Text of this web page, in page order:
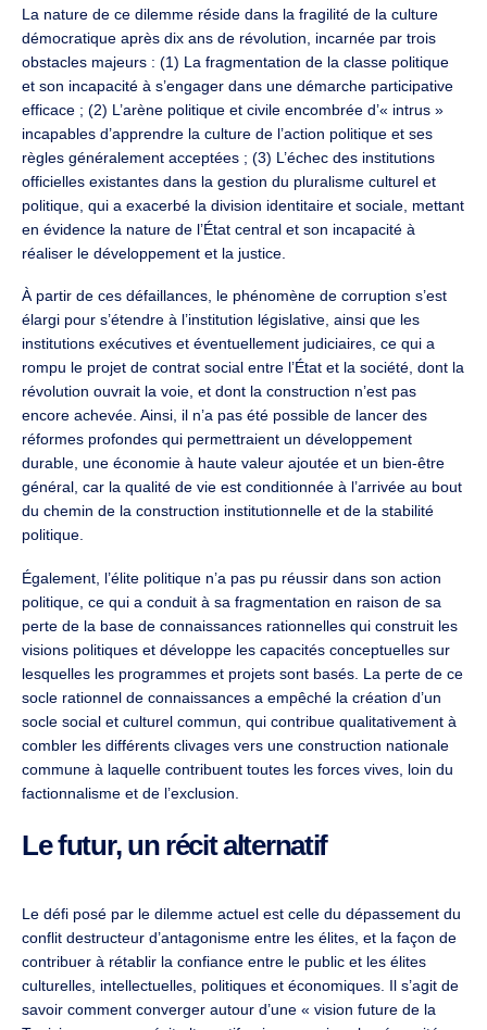
La nature de ce dilemme réside dans la fragilité de la culture
démocratique après dix ans de révolution, incarnée par trois
obstacles majeurs : (1) La fragmentation de la classe politique
et son incapacité à s’engager dans une démarche participative
efficace ; (2) L’arène politique et civile encombrée d’« intrus »
incapables d’apprendre la culture de l’action politique et ses
règles généralement acceptées ; (3) L’échec des institutions
officielles existantes dans la gestion du pluralisme culturel et
politique, qui a exacerbé la division identitaire et sociale, mettant
en évidence la nature de l’État central et son incapacité à
réaliser le développement et la justice.
À partir de ces défaillances, le phénomène de corruption s’est
élargi pour s’étendre à l’institution législative, ainsi que les
institutions exécutives et éventuellement judiciaires, ce qui a
rompu le projet de contrat social entre l’État et la société, dont la
révolution ouvrait la voie, et dont la construction n’est pas
encore achevée. Ainsi, il n’a pas été possible de lancer des
réformes profondes qui permettraient un développement
durable, une économie à haute valeur ajoutée et un bien-être
général, car la qualité de vie est conditionnée à l’arrivée au bout
du chemin de la construction institutionnelle et de la stabilité
politique.
Également, l’élite politique n’a pas pu réussir dans son action
politique, ce qui a conduit à sa fragmentation en raison de sa
perte de la base de connaissances rationnelles qui construit les
visions politiques et développe les capacités conceptuelles sur
lesquelles les programmes et projets sont basés. La perte de ce
socle rationnel de connaissances a empêché la création d’un
socle social et culturel commun, qui contribue qualitativement à
combler les différents clivages vers une construction nationale
commune à laquelle contribuent toutes les forces vives, loin du
factionnalisme et de l’exclusion.
Le futur, un récit alternatif
Le défi posé par le dilemme actuel est celle du dépassement du
conflit destructeur d’antagonisme entre les élites, et la façon de
contribuer à rétablir la confiance entre le public et les élites
culturelles, intellectuelles, politiques et économiques. Il s’agit de
savoir comment converger autour d’une « vision future de la